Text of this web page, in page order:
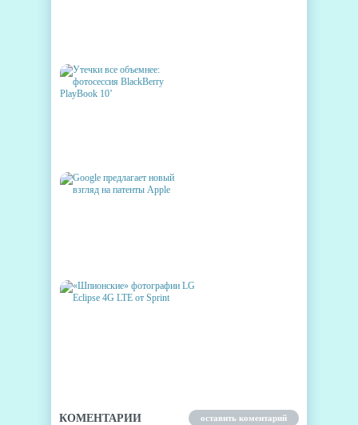
КОМЕНТАРИИ оставить коментарий